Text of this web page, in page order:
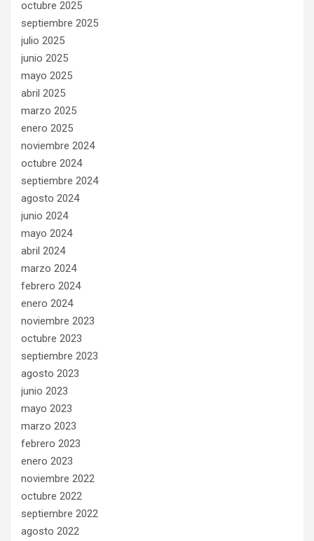
octubre 2025
septiembre 2025
julio 2025
junio 2025
mayo 2025
abril 2025
marzo 2025
enero 2025
noviembre 2024
octubre 2024
septiembre 2024
agosto 2024
junio 2024
mayo 2024
abril 2024
marzo 2024
febrero 2024
enero 2024
noviembre 2023
octubre 2023
septiembre 2023
agosto 2023
junio 2023
mayo 2023
marzo 2023
febrero 2023
enero 2023
noviembre 2022
octubre 2022
septiembre 2022
agosto 2022